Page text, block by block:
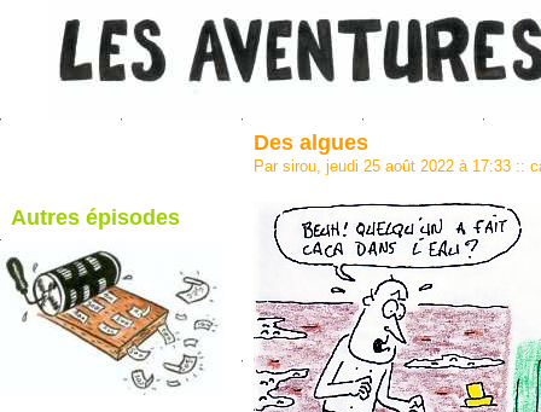
blog de Sirou
Des algues
Par sirou, jeudi 25 août 2022 à 17:33 ::
Autres épisodes